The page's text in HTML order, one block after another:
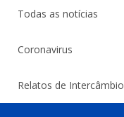
Todas as notícias
Coronavirus
Relatos de Intercâmbio